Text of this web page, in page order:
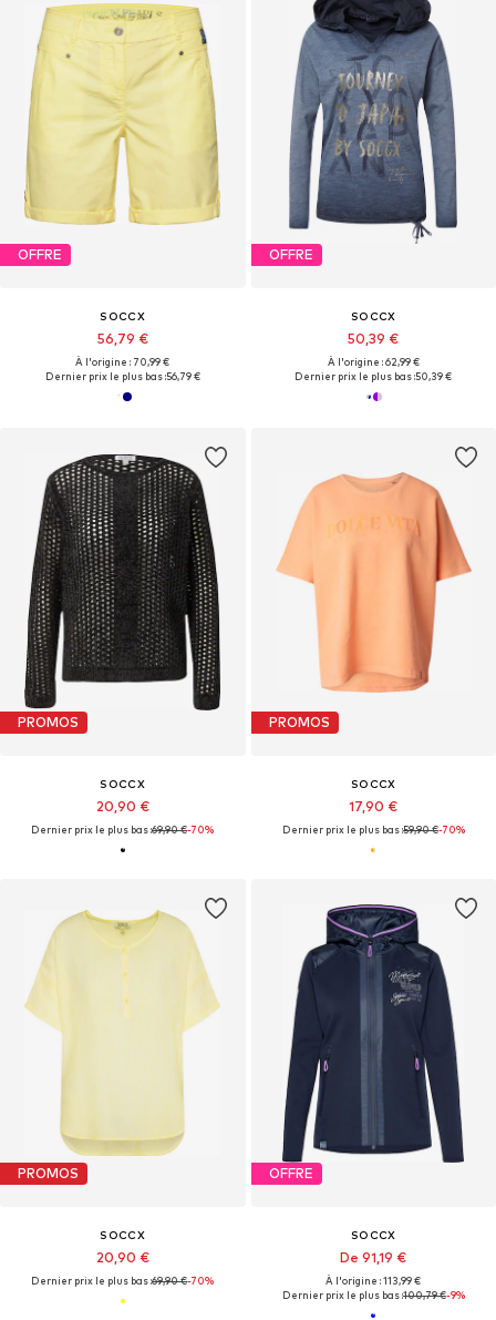
OFFRE
SOCCX
56,79 €
À l'origine : 70,99 €
Dernier prix le plus bas :56,79 €
OFFRE
SOCCX
50,39 €
À l'origine : 62,99 €
Dernier prix le plus bas :50,39 €
PROMOS
SOCCX
20,90 €
Dernier prix le plus bas :69,90 €-70%
PROMOS
SOCCX
17,90 €
Dernier prix le plus bas :59,90 €-70%
PROMOS
SOCCX
20,90 €
Dernier prix le plus bas :69,90 €-70%
OFFRE
SOCCX
De 91,19 €
À l'origine : 113,99 €
Dernier prix le plus bas :100,79 €-9%